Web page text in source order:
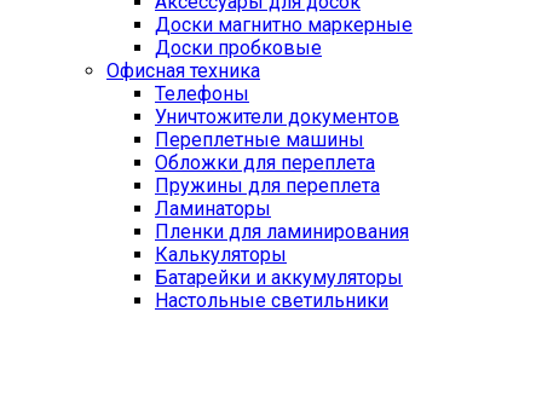
Доски магнитно маркерные
Доски пробковые
Офисная техника
Телефоны
Уничтожители документов
Переплетные машины
Обложки для переплета
Пружины для переплета
Ламинаторы
Пленки для ламинирования
Калькуляторы
Батарейки и аккумуляторы
Настольные светильники